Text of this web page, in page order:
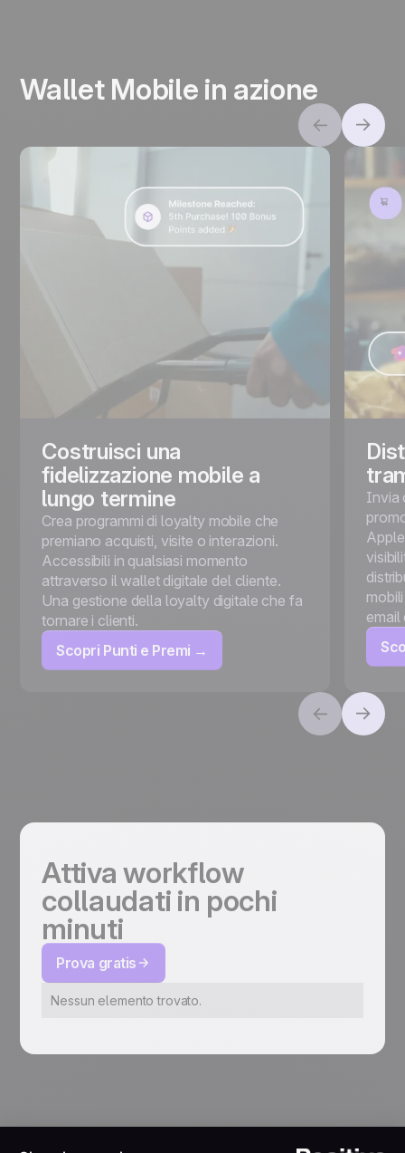
Wallet Mobile in azione
Costruisci una
fidelizzazione mobile a
lungo termine
Crea programmi di loyalty mobile che
premiano acquisti, visite o interazioni.
Accessibili in qualsiasi momento
attraverso il wallet digitale del cliente.
Una gestione della loyalty digitale che fa
tornare i clienti.
Scopri Punti e Premi →
Invia
email
Attiva workflow
collaudati in pochi
minuti
Prova gratis
Nessun elemento trovato.